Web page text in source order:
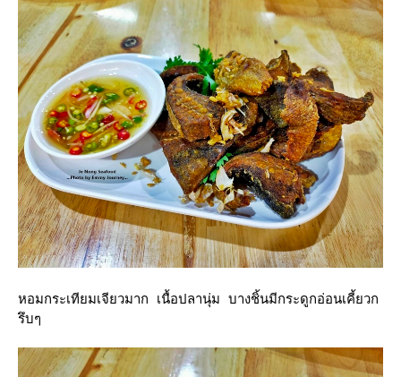
หอมกระเทียมเจียวมาก เนื้อปลานุ่ม บางชิ้นมีกระดูกอ่อนเคี้ยวก
รึบๆ